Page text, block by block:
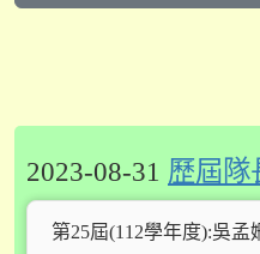
2023-08-31 歷屆隊
第25屆(112學年度):吳孟